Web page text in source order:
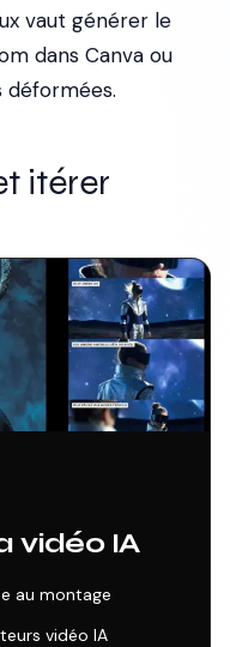
vaut générer le
dans Canva ou
déformées.
itérer
vidéo IA
au montage
vidéo IA